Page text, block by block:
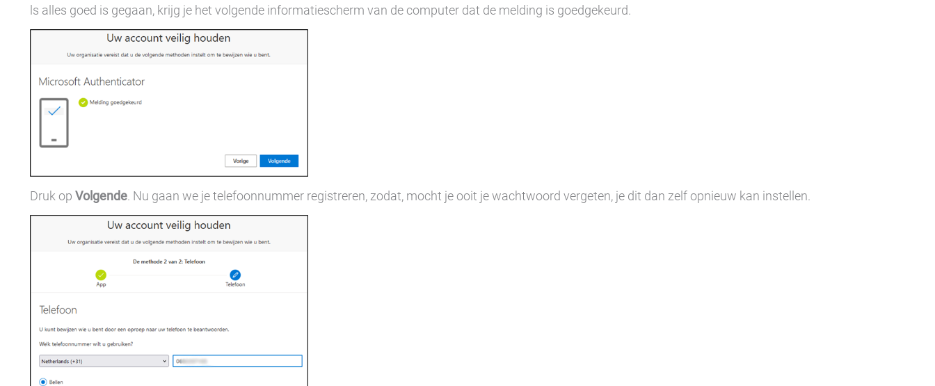
ls alles goed is gegaan, krijg je het volgende informatiescherm van de computer dat de melding is goedgekeurd.
Druk op Volgende. Nu gaan we je telefoonnummer registreren, zodat, mocht je ooit je wachtwoord vergeten, je dit dan zelf opnieuw kan instellen.